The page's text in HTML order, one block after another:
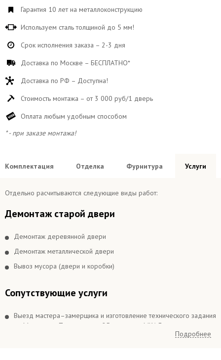
Гарантия 10 лет на металлоконструкцию
Используем сталь толщиной до 5 мм!
Срок исполнения заказа – 2-3 дня
Доставка по Москве – БЕСПЛАТНО*
Доставка по РФ – Доступна!
Стоимость монтажа – от 3 000 руб/1 дверь
Оплата любым удобным способом
* - при заказе монтажа!
Комплектация Отделка Фурнитура Услуги
Отдельно расчитываются следующие виды работ:
Демонтаж старой двери
Демонтаж деревянной двери
Демонтаж металлической двери
Вывоз мусора (двери и коробки)
Сопутствующие услуги
Выезд мастера–замерщика и изготовление технического задания
по Москве и в Подмосковье 25 км вокруг МКАДа
Выезд мастера–замерщика и изготовление технического задания
Подробнее